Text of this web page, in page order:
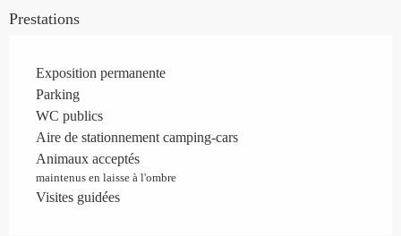
Prestations
Exposition permanente
Parking
WC publics
Aire de stationnement camping-cars
Animaux acceptés
maintenus en laisse à l'ombre
Visites guidées